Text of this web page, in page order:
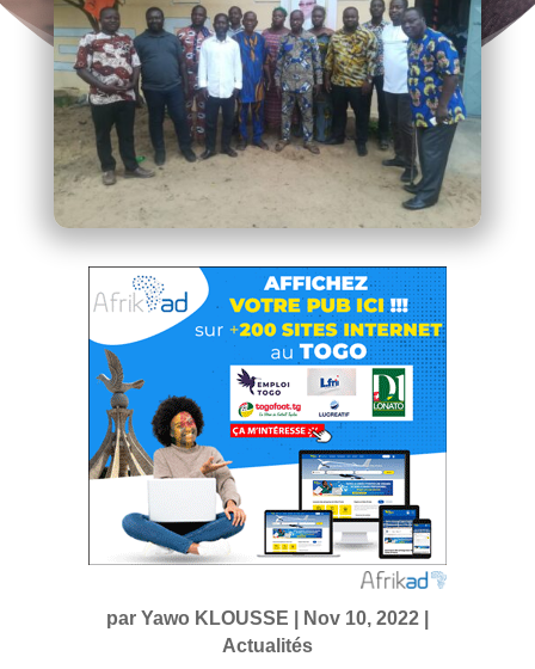
par Yawo KLOUSSE Nov 10, 2022|
Actualités